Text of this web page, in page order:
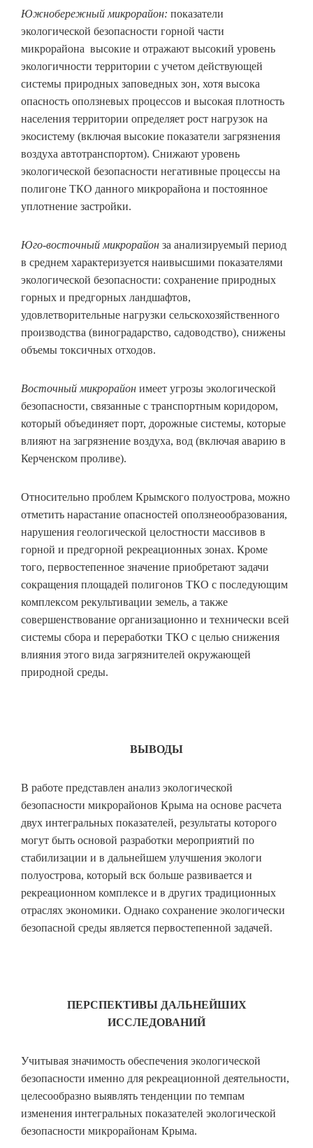
Южнобережный микрорайон: показатели
экологической безопасности горной части
микрорайона высокие и отражают высокий уровень
экологичности территории с учетом действующей
системы природных заповедных зон, хотя высока
опасность оползневых процессов и высокая плотность
населения территории определяет рост нагрузок на
экосистему (включая высокие показатели загрязнения
воздуха автотранспортом). Снижают уровень
экологической безопасности негативные процессы на
полигоне ТКО данного микрорайона и постоянное
уплотнение застройки.
Юго-восточный микрорайон за анализируемый период
в среднем характеризуется наивысшими показателями
экологической безопасности: сохранение природных
горных и предгорных ландшафтов,
удовлетворительные нагрузки сельскохозяйственного
производства (виноградарство, садоводство), снижены
объемы токсичных отходов.
Восточный микрорайон имеет угрозы экологической
безопасности, связанные с транспортным коридором,
который объединяет порт, дорожные системы, которые
влияют на загрязнение воздуха, вод (включая аварию в
Керченском проливе).
Относительно проблем Крымского полуострова, можно
отметить нарастание опасностей оползнеообразования,
нарушения геологической целостности массивов в
горной и предгорной рекреационных зонах. Кроме
того, первостепенное значение приобретают задачи
сокращения площадей полигонов ТКО с последующим
комплексом рекультивации земель, а также
совершенствование организационно и технически всей
системы сбора и переработки ТКО с целью снижения
влияния этого вида загрязнителей окружающей
природной среды.
ВЫВОДЫ
В работе представлен анализ экологической
безопасности микрорайонов Крыма на основе расчета
двух интегральных показателей, результаты которого
могут быть основой разработки мероприятий по
стабилизации и в дальнейшем улучшения экологи
полуострова, который вск больше развивается и
рекреационном комплексе и в других традиционных
отраслях экономики. Однако сохранение экологически
безопасной среды является первостепенной задачей.
ПЕРСПЕКТИВЫ ДАЛЬНЕЙШИХ
ИССЛЕДОВАНИЙ
Учитывая значимость обеспечения экологической
безопасности именно для рекреационной деятельности,
целесообразно выявлять тенденции по темпам
изменения интегральных показателей экологической
безопасности микрорайонам Крыма.